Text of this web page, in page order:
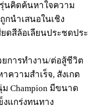
นคิดค้นหาใจความ
นำเสนอในเชิง
ดสีล้อเลียนประชดประ
การทำงาน/ต่อสู้ชีวิต
ความสำเร็จ, สังเกต
Champion มีขนาด
แกร่งทนทาง